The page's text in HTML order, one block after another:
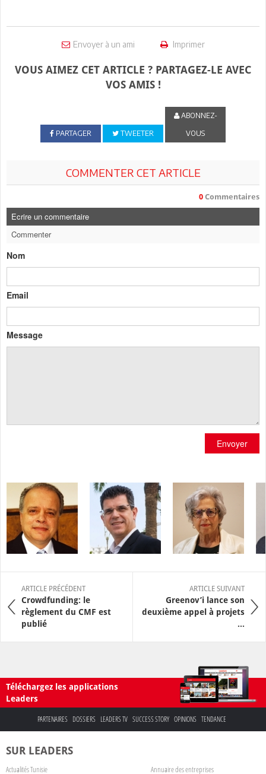
Envoyer à un ami Imprimer
VOUS AIMEZ CET ARTICLE ? PARTAGEZ-LE AVEC
VOS AMIS !
PARTAGER TWEETER
ABONNEZ-
VOUS
COMMENTER CET ARTICLE
0 Commentaires
Ecrire un commentaire
Commenter
Nom
Email
Message
Envoyer
ARTICLE PRÉCÉDENT
Crowdfunding: le
règlement du CMF est
publié
ARTICLE SUIVANT
Greenov’i lance son
deuxième appel à projets
...
Téléchargez les applications
Leaders
PARTENAIRES DOSSIERS LEADERS TV SUCCESS STORY OPINIONS TENDANCE
SUR LEADERS
Actualités Tunisie Annuaire des entreprises